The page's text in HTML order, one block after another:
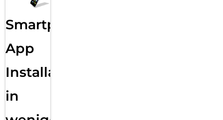
Smartphone
App
Installation
in